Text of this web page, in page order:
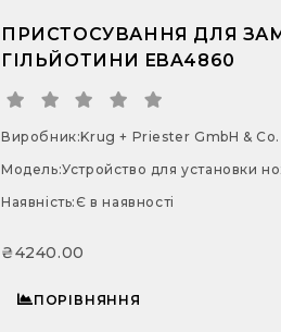
ПРИСТОСУВАННЯ ДЛЯ
ГІЛЬЙОТИНИ EBA4860
Виробник:Krug + Priester GmbH & Co.
Модель:Устройство для установки
Наявність:Є в наявності
₴4240.00
ПОРІВНЯННЯ